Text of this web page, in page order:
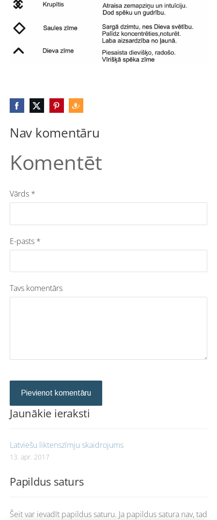
Jaunākie ieraksti
Latviešu liktenszīmju skaidrojums
13. apr. 2017
Papildus saturs
Šeit var ievadīt papildus saturu. Ja papildus satura nav, tad
Nav komentāru
Komentēt
Vārds *
E-pasts *
Tavs komentārs